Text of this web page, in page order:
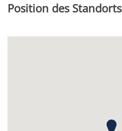
Position des Standorts